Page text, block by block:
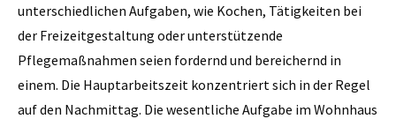
unterschiedlichen Aufgaben, wie Kochen, Tätigkeiten bei
der Freizeitgestaltung oder unterstützende
Pflegemaßnahmen seien fordernd und bereichernd in
einem. Die Hauptarbeitszeit konzentriert sich in der Regel
auf den Nachmittag. Die wesentliche Aufgabe im Wohnhaus